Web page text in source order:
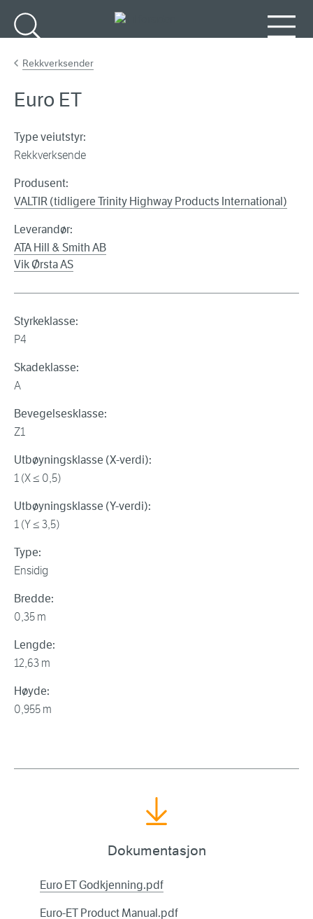
Rekkverksender
Euro ET
Type veiutstyr:
Rekkverksende
Produsent:
VALTIR (tidligere Trinity Highway Products International)
Leverandør:
ATA Hill & Smith AB
Vik Ørsta AS
Styrkeklasse:
P4
Skadeklasse:
A
Bevegelsesklasse:
Z1
Utbøyningsklasse (X-verdi):
1 (X ≤ 0,5)
Utbøyningsklasse (Y-verdi):
1 (Y ≤ 3,5)
Type:
Ensidig
Bredde:
0,35 m
Lengde:
12,63 m
Høyde:
0,955 m
Dokumentasjon
Euro ET Godkjenning.pdf
Euro-ET Product Manual.pdf